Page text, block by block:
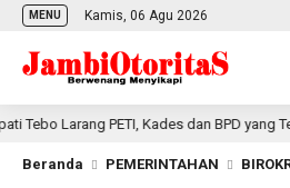
MENU Kamis, 06 Agu 2026
Larang PETI, Kades dan BPD yang
Beranda PEMERINTAHAN